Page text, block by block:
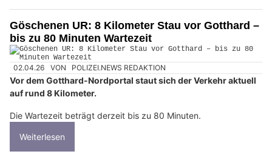
Göschenen UR: 8 Kilometer Stau vor Gotthard –
bis zu 80 Minuten Wartezeit
02.04.26 VON POLIZEI.NEWS REDAKTION
Vor dem Gotthard-Nordportal staut sich der Verkehr aktuell
auf rund 8 Kilometer.
Die Wartezeit beträgt derzeit bis zu 80 Minuten.
Weiterlesen